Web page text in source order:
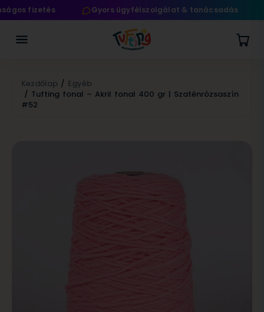
fizetés Gyors ügyfélszolgálat & tanácsadás
Kezdőlap / Egyéb
/ Tufting fonal – Akril fonal 400 gr | Szaténrózsaszín
#52